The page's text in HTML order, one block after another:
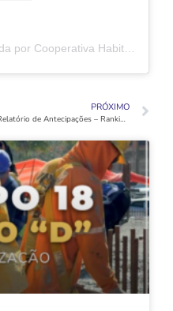
Uma publicação compartilhada por Cooperativa Habitacional Vida Nova (@coophabvidanovaoficial)
PRÓXIMO
Relatório de Antecipações – Ranking Grupo 15 Bloco “C”